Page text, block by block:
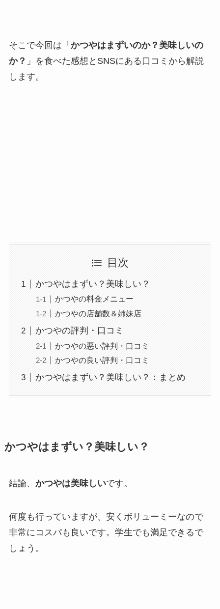
そこで今回は「 かつやはまずいのか？美味しいの
か？ 」を食べた感想とSNSにある口コミから解説
します。
目次
かつやはまずい？美味しい？
かつやの料金メニュー
かつやの店舗数＆姉妹店
かつやの評判・口コミ
かつやの悪い評判・口コミ
かつやの良い評判・口コミ
かつやはまずい？美味しい？：まとめ
かつやはまずい？美味しい？
結論、 かつやは美味しいです。
何度も行っていますが、安くボリューミーなので
非常にコスパも良いです。学生でも満足できるで
しょう。